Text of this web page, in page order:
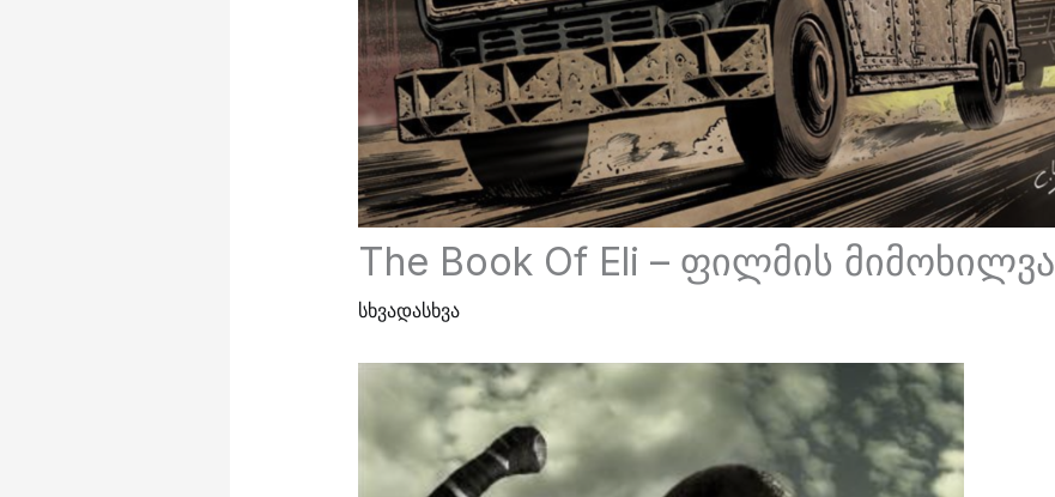
The Book Of Eli – ფილმის მიმოხილვა
სხვადასხვა